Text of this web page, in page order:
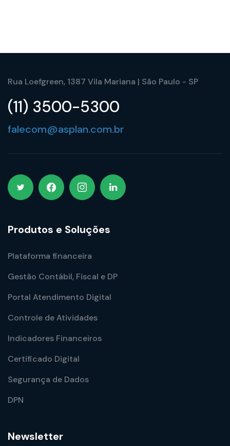
Rua Loefgreen, 1387 Vila Mariana | São Paulo - SP
(11) 3500-5300
falecom@asplan.com.br
Produtos e Soluções
Plataforma financeira
Gestão Contábil, Fiscal e DP
Portal Atendimento Digital
Controle de Atividades
Indicadores Financeiros
Certificado Digital
Segurança de Dados
DPN
Newsletter